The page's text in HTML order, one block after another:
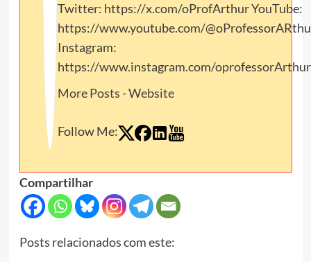
Twitter: https://x.com/oProfArthur YouTube:
https://www.youtube.com/
Instagram:
https://www.instagram.com/
More Posts -Website
Follow Me:
Compartilhar
Posts relacionados com este: